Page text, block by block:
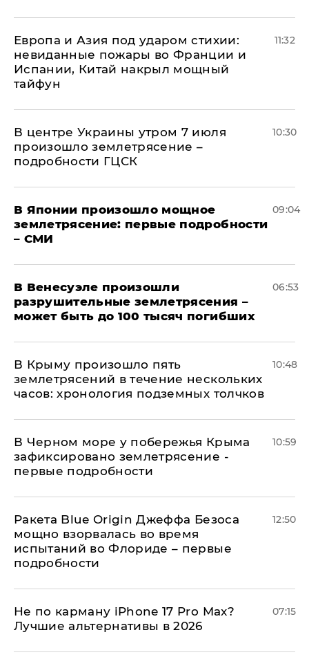
Европа и Азия под ударом стихии:
невиданные пожары во Франции и
Испании, Китай накрыл мощный
тайфун
11:32
В центре Украины утром 7 июля
произошло землетрясение –
подробности ГЦСК
10:30
В Японии произошло мощное
землетрясение: первые подробности
– СМИ
09:04
В Венесуэле произошли
разрушительные землетрясения –
может быть до 100 тысяч погибших
06:53
В Крыму произошло пять
землетрясений в течение нескольких
часов: хронология подземных толчков
10:48
В Черном море у побережья Крыма
зафиксировано землетрясение -
первые подробности
10:59
Ракета Blue Origin Джеффа Безоса
мощно взорвалась во время
испытаний во Флориде – первые
подробности
12:50
Не по карману iPhone 17 Pro Max?
Лучшие альтернативы в 2026
07:15